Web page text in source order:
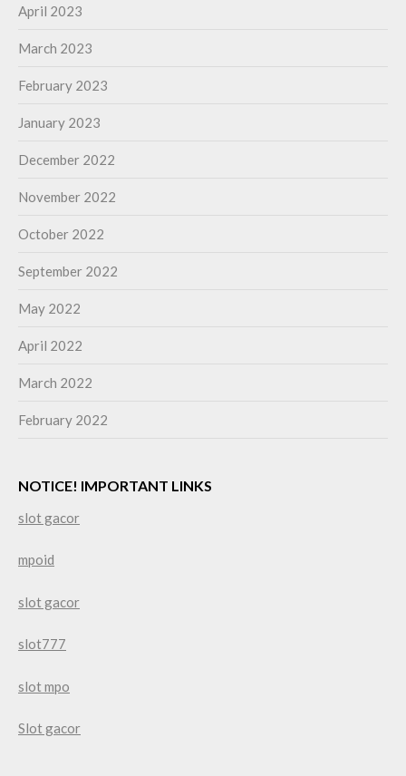
April 2023
March 2023
February 2023
January 2023
December 2022
November 2022
October 2022
September 2022
May 2022
April 2022
March 2022
February 2022
NOTICE! IMPORTANT LINKS
slot gacor
mpoid
slot gacor
slot777
slot mpo
Slot gacor